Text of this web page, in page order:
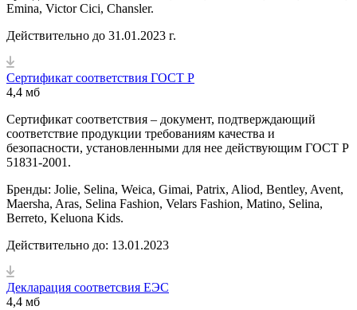
Emina, Victor Cici, Chansler.
Действительно до 31.01.2023 г.
Сертификат соответствия ГОСТ Р
4,4 мб
Сертификат соответствия – документ, подтверждающий
соответствие продукции требованиям качества и
безопасности, установленными для нее действующим ГОСТ Р
51831-2001.
Бренды: Jolie, Selina, Weica, Gimai, Patrix, Aliod, Bentley, Avent,
Maersha, Aras, Selina Fashion, Velars Fashion, Matino, Selina,
Berreto, Keluona Kids.
Действительно до: 13.01.2023
Декларация соответсвия ЕЭС
4,4 мб